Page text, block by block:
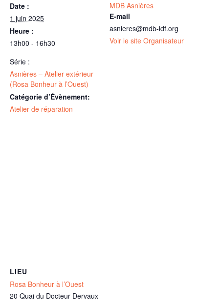
Date :
1 juin 2025
Heure :
13h00 - 16h30
Série :
Asnières – Atelier extérieur
(Rosa Bonheur à l’Ouest)
Catégorie d’Évènement:
Atelier de réparation
MDB Asnières
E-mail
asnieres@mdb-idf.org
Voir le site Organisateur
LIEU
Rosa Bonheur à l’Ouest
20 Quai du Docteur Dervaux